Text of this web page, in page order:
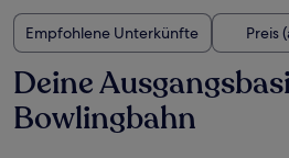
Empfohlene Unterkünfte Preis
Deine
Bowlingbahn